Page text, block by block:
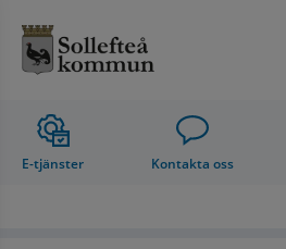
E-tjänster Kontakta oss